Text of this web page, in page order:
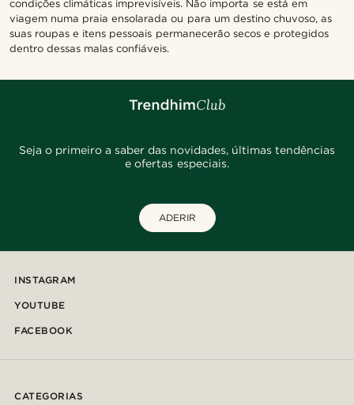
condições climáticas imprevisíveis. Não importa se está em
viagem numa praia ensolarada ou para um destino chuvoso, as
suas roupas e itens pessoais permanecerão secos e protegidos
dentro dessas malas confiáveis.
Seja o primeiro a saber das novidades, últimas tendências
e ofertas especiais.
ADERIR
INSTAGRAM
YOUTUBE
FACEBOOK
CATEGORIAS